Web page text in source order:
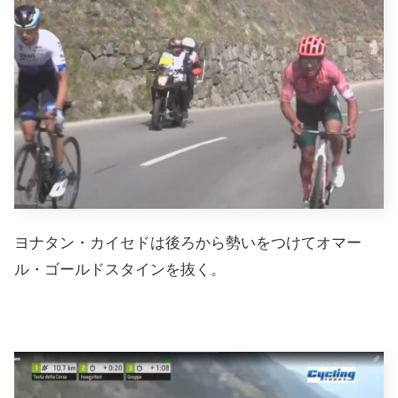
ヨナタン・カイセドは後ろから勢いをつけてオマー
ル・ゴールドスタインを抜く。